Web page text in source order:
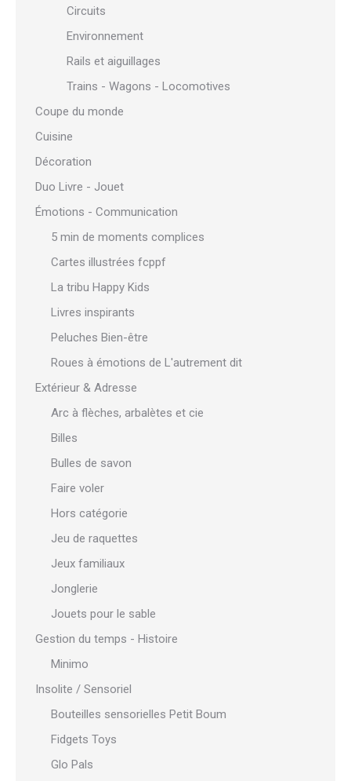
Circuits
Environnement
Rails et aiguillages
Trains - Wagons - Locomotives
Coupe du monde
Cuisine
Décoration
Duo Livre - Jouet
Émotions - Communication
5 min de moments complices
Cartes illustrées fcppf
La tribu Happy Kids
Livres inspirants
Peluches Bien-être
Roues à émotions de L'autrement dit
Extérieur & Adresse
Arc à flèches, arbalètes et cie
Billes
Bulles de savon
Faire voler
Hors catégorie
Jeu de raquettes
Jeux familiaux
Jonglerie
Jouets pour le sable
Gestion du temps - Histoire
Minimo
Insolite / Sensoriel
Bouteilles sensorielles Petit Boum
Fidgets Toys
Glo Pals